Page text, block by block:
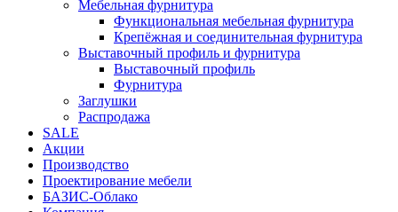
Мебельная фурнитура
Функциональная мебельная фурнитура
Крепёжная и соединительная фурнитура
Выставочный профиль и фурнитура
Выставочный профиль
Фурнитура
Заглушки
Распродажа
SALE
Акции
Производство
Проектирование мебели
БАЗИС-Облако